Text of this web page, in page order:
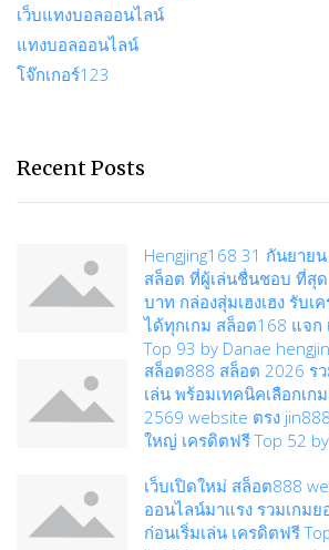
เว็บแทงบอลออนไลน์
แทงบอลออนไลน์
โจ๊กเกอร์123
Recent Posts
Hengjing168 31 กันยาย
สล็อต ที่ผู้เล่นชื่นชอบ ที่สุ
บาท กล่องสุ่มเฮงเฮง รับเ
ได้ทุกเกม สล็อต168 แจก
Top 93 by Danae
สล็อต888 สล็อต 2026 ร
เล่น พร้อมเทคนิคเลือกเก
2569 website ตรง
ใหญ่ เครดิตฟรี Top 52
เว็บเปิดใหม่ สล็อต888
ออนไลน์มาแรง รวมเกม
ก่อนเริ่มเล่น เครดิตฟรี